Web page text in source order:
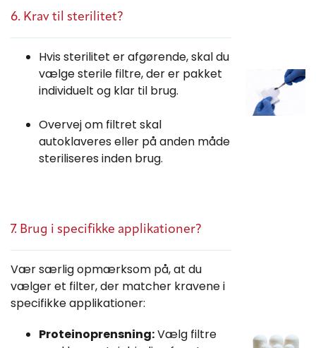
6. Krav til sterilitet?
Hvis sterilitet er afgørende, skal du
vælge sterile filtre, der er pakket
individuelt og klar til brug.
Overvej om filtret skal
autoklaveres eller på anden måde
steriliseres inden brug.
7. Brug i specifikke applikationer?
Vær særlig opmærksom på, at du
vælger et filter, der matcher kravene i
specifikke applikationer:
Proteinoprensning:Vælg filtre